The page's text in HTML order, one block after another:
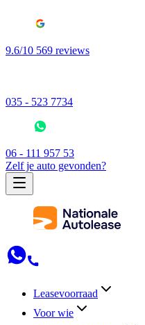
9.6/10 569 reviews
035 - 523 7734
06 - 111 957 53
Zelf je auto gevonden?
Leasevoorraad
Voor wie